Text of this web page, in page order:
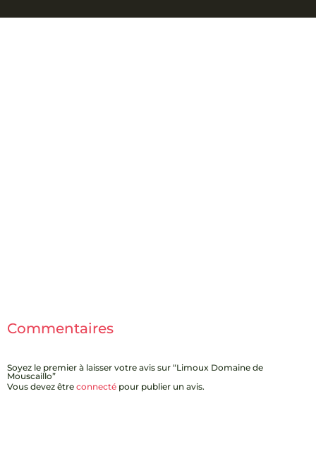
Commentaires
Soyez le premier à laisser votre avis sur “Limoux Domaine de
Mouscaillo”
Vous devez être connecté pour publier un avis.